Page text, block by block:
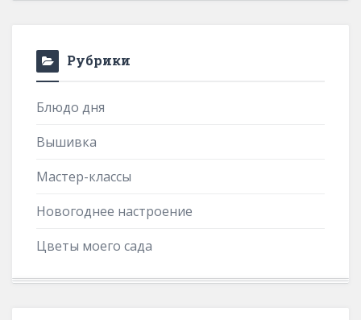
Рубрики
Блюдо дня
Вышивка
Мастер-классы
Новогоднее настроение
Цветы моего сада